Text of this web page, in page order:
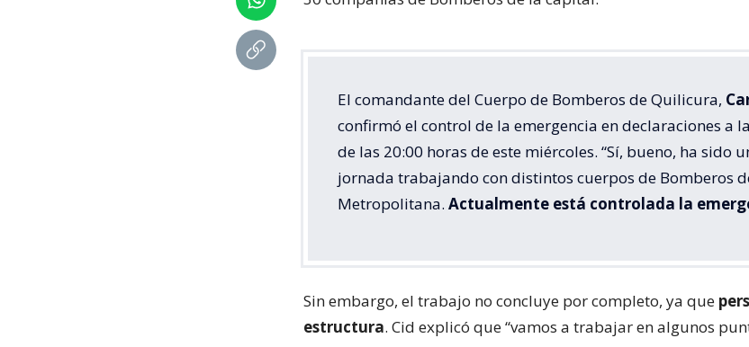
El comandante del Cuerpo de Bomberos de Quilicura,
confirmó el control de la emergencia en declaraciones a
de las 20:00 horas de este miércoles. “Sí, bueno, ha sido
jornada trabajando con distintos cuerpos de Bomberos
Metropolitana. Actualmente está controlada la
Sin embargo, el trabajo no concluye por completo, ya que
estructura. Cid explicó que “vamos a trabajar en algunos